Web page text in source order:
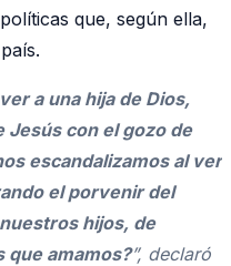
que, según ella,
a una hija de Dios,
Jesús con el gozo de
escandalizamos al ver
el porvenir del
hijos, de
que amamos?”, declaró